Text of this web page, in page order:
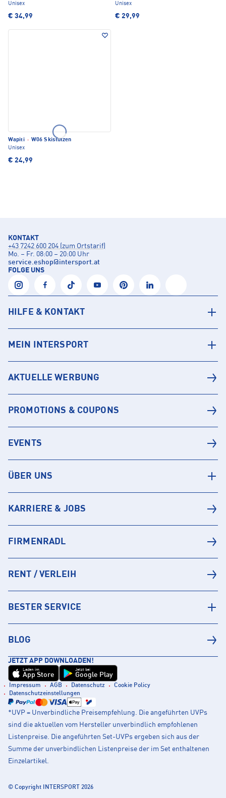
Unisex
€ 34,99
Unisex
€ 29,99
Wapiti · W06 Skistutzen
Unisex
€ 24,99
KONTAKT
+43 7242 600 204 (zum Ortstarif)
Mo. – Fr. 08:00 – 20:00 Uhr
service.eshop@intersport.at
FOLGE UNS
HILFE & KONTAKT
MEIN INTERSPORT
AKTUELLE WERBUNG
PROMOTIONS & COUPONS
EVENTS
ÜBER UNS
KARRIERE & JOBS
FIRMENRADL
RENT / VERLEIH
BESTER SERVICE
BLOG
JETZT APP DOWNLOADEN!
Laden im
App Store
Jetzt bei
Google Play
Impressum AGB Datenschutz
Cookie Policy
Datenschutzeinstellungen
*UVP = Unverbindliche Preisempfehlung. Die angeführten UVPs
sind die aktuellen vom Hersteller unverbindlich empfohlenen
Listenpreise. Die angeführten Set-UVPs ergeben sich aus der
Summe der unverbindlichen Listenpreise der im Set enthaltenen
Einzelartikel.
© Copyright INTERSPORT 2026